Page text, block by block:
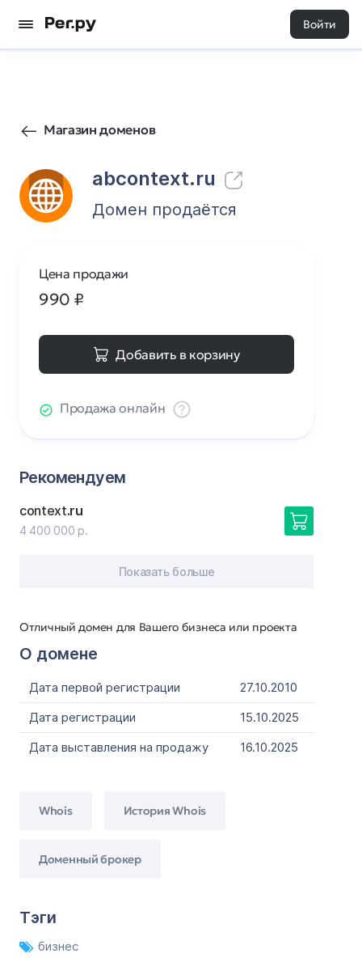
Войти
Магазин доменов
abcontext.ru
3 0
Домен продаётся
Отличный домен для Вашего бизнеса или проекта
О домене
Дата первой регистрации
27.10.2010
Дата регистрации
15.10.2025
Дата выставления на продажу
16.10.2025
Whois История Whois
Доменный брокер
Тэги
бизнес
Цена продажи
990 ₽
Добавить в корзину
Продажа онлайн
Рекомендуем
context.ru
4 400 000 р.
Показать больше